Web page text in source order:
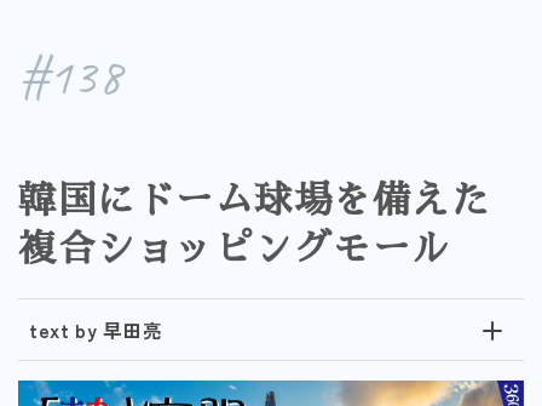
「HEIWATAISHI:online」について
よくあるご質問
#138
韓国にドーム球場を備えた
複合ショッピングモール
text by 早田亮